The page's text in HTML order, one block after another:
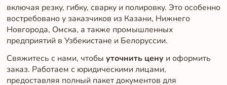
включая резку, гибку, сварку и полировку. Это особенно
востребовано у заказчиков из Казани, Нижнего
Новгорода, Омска, а также промышленных
предприятий в Узбекистане и Белоруссии.
Свяжитесь с нами, чтобы уточнить цену и оформить
заказ. Работаем с юридическими лицами,
предоставляя полный пакет документов для